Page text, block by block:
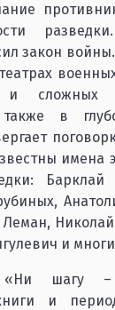
закон
и сложных
в
имена
и
шагу –
и